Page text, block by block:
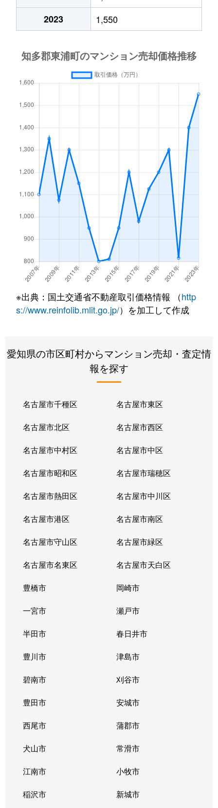
2023
1,550
※出典：国土交通省不動産取引価格情報 （http
s://www.reinfolib.mlit.go.jp/）を加工して作成
愛知県の市区町村からマンション売却・査定情
報を探す
名古屋市千種区 名古屋市東区
名古屋市北区 名古屋市西区
名古屋市中村区 名古屋市中区
名古屋市昭和区 名古屋市瑞穂区
名古屋市熱田区 名古屋市中川区
名古屋市港区 名古屋市南区
名古屋市守山区 名古屋市緑区
名古屋市名東区 名古屋市天白区
豊橋市 岡崎市
一宮市 瀬戸市
半田市 春日井市
豊川市 津島市
碧南市 刈谷市
豊田市 安城市
西尾市 蒲郡市
犬山市 常滑市
江南市 小牧市
稲沢市 新城市